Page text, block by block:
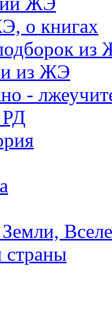
о книгах
из
из ЖЭ
-
РД
страны